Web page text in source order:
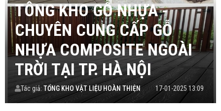
TÔNG KHO GỖ NHỰA -
CHUYÊN CUNG CẤP GỖ
NHỰA COMPOSITE NGOÀI
TRỜI TẠI TP. HÀ NỘI
Tác giả: TỔNG KHO VẬT LIỆU HOÀN THIỆN 17-01-2025 13:09